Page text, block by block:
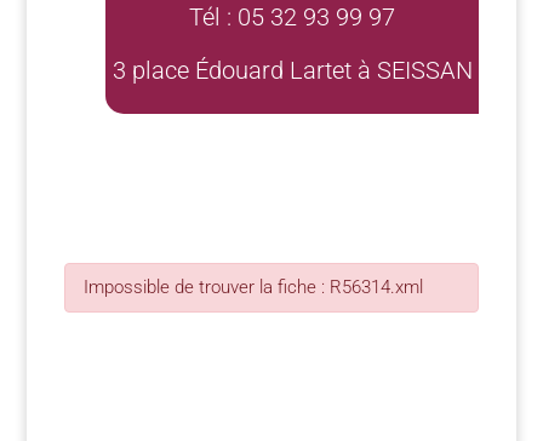
Tél : 05 32 93 99 97
3 place Édouard Lartet à SEISSAN
Impossible de trouver la fiche : R56314.xml